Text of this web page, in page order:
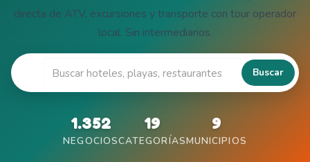
directa de ATV, excursiones y transporte con tour operador
local. Sin intermediarios.
Buscar
1.352
NEGOCIOS
19
CATEGORÍAS
9
MUNICIPIOS